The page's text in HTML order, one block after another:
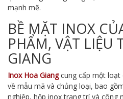
mạnh mẽ.
BỀ MẶT INOX
PHẨM, VẬT LIỆU
GIANG
Inox Hoa Giangcung cấp một loạt
về mẫu mã và chủng loại, bao
nghiệp, hộp inox trang trí và công